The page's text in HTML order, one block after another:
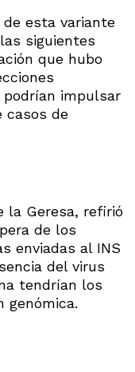
esta variante
siguientes
que hubo
impulsar
casos de
la Geresa, refirió
de los
enviadas al INS
del virus
tendrían los
genómica.